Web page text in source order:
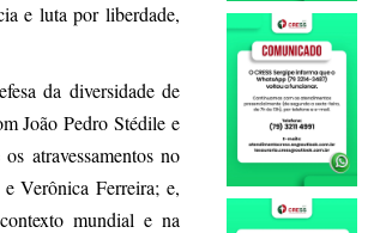
e luta por liberdade,
da diversidade de
João Pedro Stédile e
atravessamentos no
Verônica Ferreira; e,
mundial e na